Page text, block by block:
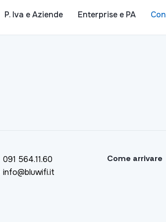
P. Iva e Aziende Enterprise e PA
091 564.11.60
info@bluwifi.it
Come arrivare